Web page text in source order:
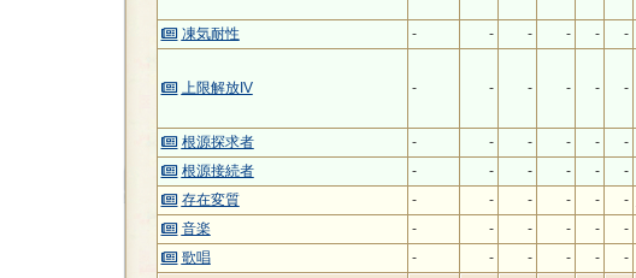
凍気耐性
- - - - - -
上限解放IV - - - - - -
根源探求者
- - - - - -
根源接続者
- - - - - -
存在変質
- - - - - -
音楽
- - - - -
-
歌唱
- - - - -
-